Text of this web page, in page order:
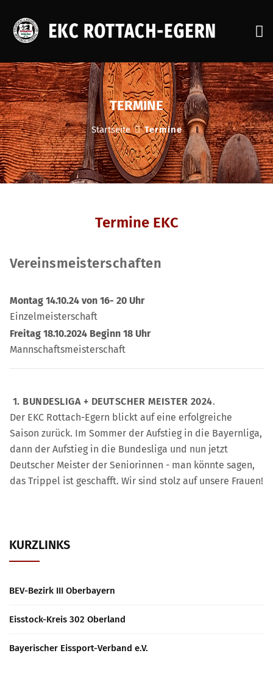
STARTSEITE
AKTUELLES
VEREIN
AKTIVITÄTEN
SENIOREN
TERMINE
Startseite Termine
Termine EKC
Vereinsmeisterschaften
Montag 14.10.24 von 16- 20 Uhr
Einzelmeisterschaft
Freitag 18.10.2024 Beginn 18 Uhr
Mannschaftsmeisterschaft
1. BUNDESLIGA + DEUTSCHER MEISTER 2024.
Der EKC Rottach-Egern blickt auf eine erfolgreiche
Saison zurück. Im Sommer der Aufstieg in die Bayernliga,
dann der Aufstieg in die Bundesliga und nun jetzt
Deutscher Meister der Seniorinnen - man könnte sagen,
das Trippel ist geschafft. Wir sind stolz auf unsere Frauen!
KURZLINKS
BEV-Bezirk III Oberbayern
Eisstock-Kreis 302 Oberland
Bayerischer Eissport-Verband e.V.